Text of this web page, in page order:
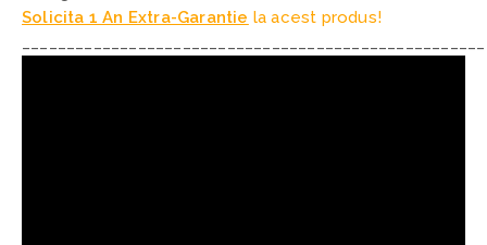
Solicita 1 An Extra-Garantie la acest produs!